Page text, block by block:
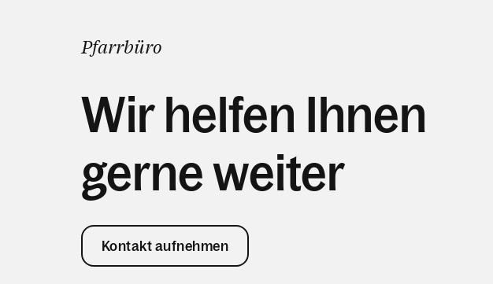
Pfarrbüro
Wir helfen Ihnen
gerne weiter
Kontakt aufnehmen